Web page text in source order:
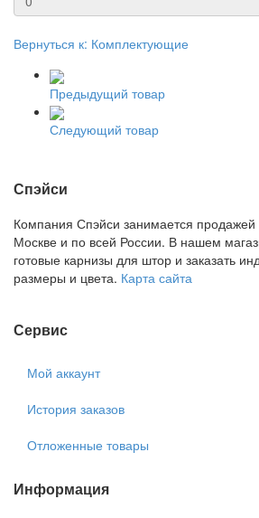
Вернуться к: Комплектующие
Предыдущий товар
Следующий товар
Спэйси
Компания Спэйси занимается продажей
Москве и по всей России. В нашем
готовые карнизы для штор и заказать
размеры и цвета. Карта сайта
Сервис
Мой аккаунт
История заказов
Отложенные товары
Информация